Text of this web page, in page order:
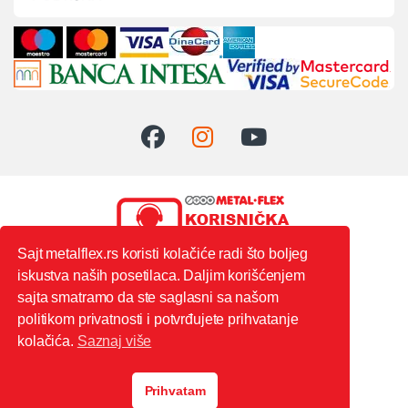
0603444235
Sajt metalflex.rs koristi kolačiće radi što boljeg
iskustva naših posetilaca. Daljim korišćenjem
sajta smatramo da ste saglasni sa našom
politikom privatnosti i potvrđujete prihvatanje
kolačića. Saznaj više
Prihvatam